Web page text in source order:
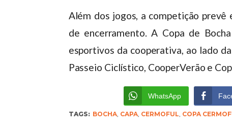
Além dos jogos, a competição
de encerramento. A Copa de
esportivos da cooperativa, ao lado
Passeio Ciclístico, CooperVerão e
WhatsApp
TAGS: BOCHA, CAPA, CERMOFUL, COPA